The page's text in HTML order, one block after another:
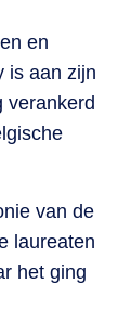
en
is aan zijn
verankerd
van de
laureaten
het ging